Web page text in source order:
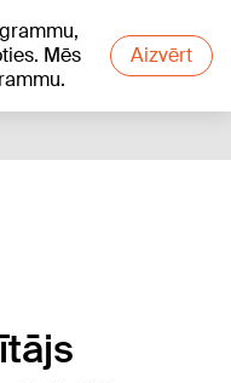
Mēs
Aizvērt